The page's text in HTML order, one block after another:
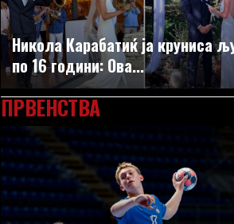
Никола Карабатиќ ја круниса
по 16 години: Ова...
ПРВЕНСТВА